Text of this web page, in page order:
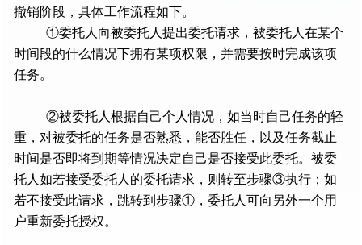
撤销阶段，具体工作流程如下。
①委托人向被委托人提出委托请求，被委托人在某个
时间段的什么情况下拥有某项权限，并需要按时完成该项
任务。
②被委托人根据自己个人情况，如当时自己任务的轻
重，对被委托的任务是否熟悉，能否胜任，以及任务截止
时间是否即将到期等情况决定自己是否接受此委托。被委
托人如若接受委托人的委托请求，则转至步骤③执行；如
若不接受此请求，跳转到步骤①，委托人可向另外一个用
户重新委托授权。